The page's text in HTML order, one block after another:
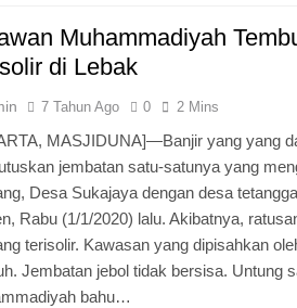
Muhammadiyah
di Lebak
7 Tahun Ago 0 2 Mins
MASJIDUNA]—Banjir yang yang
jembatan satu-satunya yang
Desa Sukajaya dengan desa
Rabu (1/1/2020) lalu. Akibatnya,
terisolir. Kawasan yang dipisahkan
Jembatan jebol tidak bersisa. Untung
bahu…